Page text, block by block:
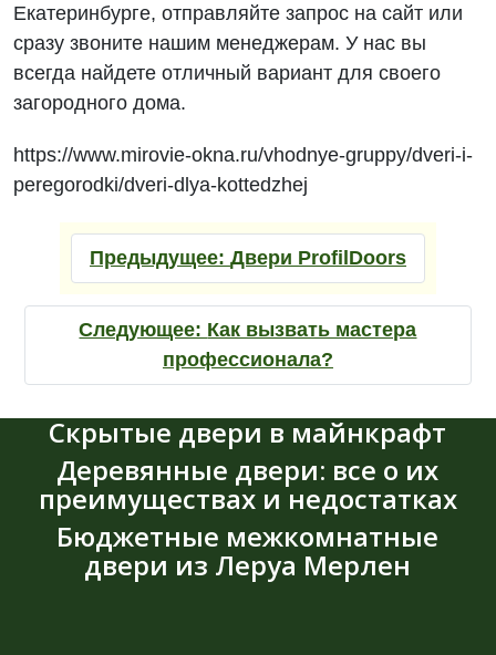
Екатеринбурге, отправляйте запрос на сайт или
сразу звоните нашим менеджерам. У нас вы
всегда найдете отличный вариант для своего
загородного дома.
https://www.mirovie-okna.ru/vhodnye-gruppy/dveri-i-
peregorodki/dveri-dlya-kottedzhej
Предыдущее: Двери ProfilDoors
Следующее: Как вызвать мастера
профессионала?
Скрытые двери в майнкрафт
Деревянные двери: все о их
преимуществах и недостатках
Бюджетные межкомнатные
двери из Леруа Мерлен